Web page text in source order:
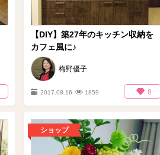
【DIY】築27年のキッチン収納を
カフェ風に♪
梅野優子
2017.08.16 1859 8
ショップ